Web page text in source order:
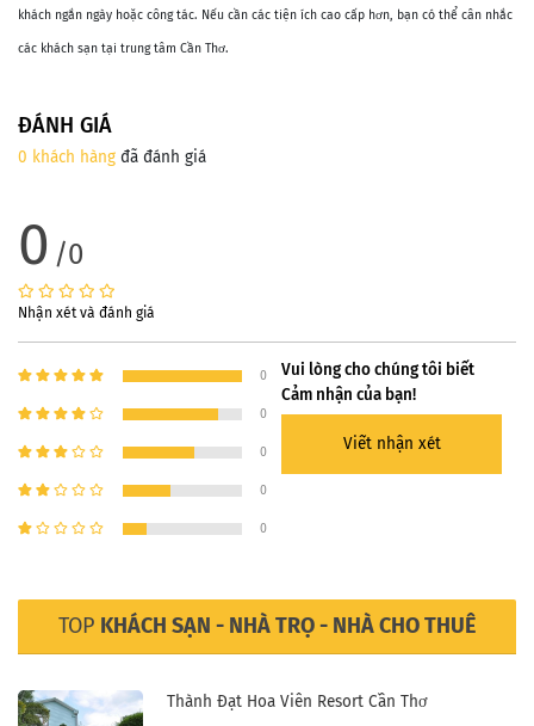
khách ngắn ngày hoặc công tác. Nếu cần các tiện ích cao cấp hơn, bạn có thể cân nhắc
các khách sạn tại trung tâm Cần Thơ.
ĐÁNH GIÁ
0 khách hàng đã đánh giá
0/0
Nhận xét và đánh giá
0
0
0
0
0
Vui lòng cho chúng tôi biết
Cảm nhận của bạn!
Viết nhận xét
TOP KHÁCH SẠN - NHÀ TRỌ - NHÀ CHO THUÊ
Thành Đạt Hoa Viên Resort Cần Thơ